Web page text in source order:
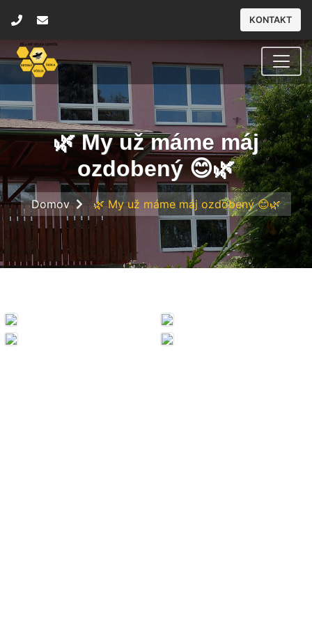
KONTAKT
🌿 My už máme máj
ozdobený 😊🌿
Domov 🌿 My už máme máj ozdobený 😊🌿